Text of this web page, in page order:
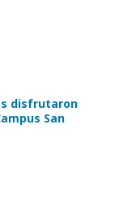
disfrutaron
San